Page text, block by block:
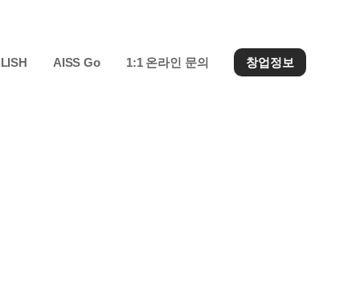
AISS Go 1:1 온라인 문의 창업정보